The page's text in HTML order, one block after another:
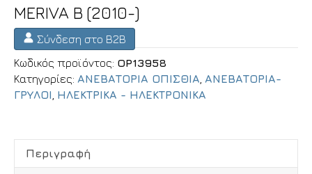
MERIVA B (2010-)
Σύνδεση στο B2B
Κωδικός προϊόντος: OP13958
Κατηγορίες: ΑΝΕΒΑΤΟΡΙΑ ΟΠΙΣΘΙΑ ΑΝΕΒΑΤΟΡΙΑ-
ΓΡΥΛΟΙ ΗΛΕΚΤΡΙΚΑ - ΗΛΕΚΤΡΟΝΙΚΑ
Περιγραφή